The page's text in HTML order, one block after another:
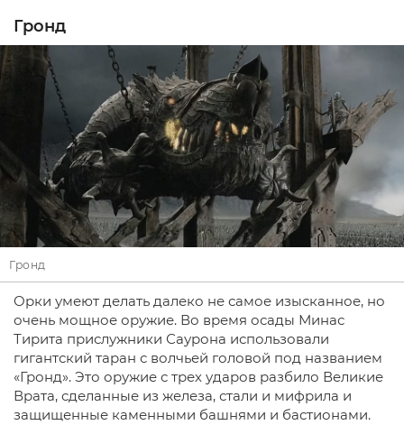
Гронд
Гронд
Орки умеют делать далеко не самое изысканное, но
очень мощное оружие. Во время осады Минас
Тирита прислужники Саурона использовали
гигантский таран с волчьей головой под названием
«Гронд». Это оружие с трех ударов разбило Великие
Врата, сделанные из железа, стали и мифрила и
защищенные каменными башнями и бастионами.